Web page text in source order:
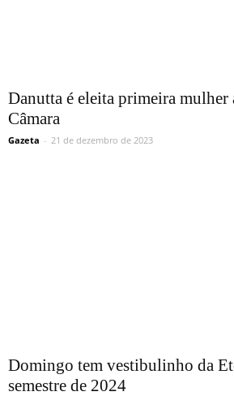
Danutta é eleita primeira mulher
Câmara
Gazeta - 21 de dezembro de 2023
Domingo tem vestibulinho da
semestre de 2024